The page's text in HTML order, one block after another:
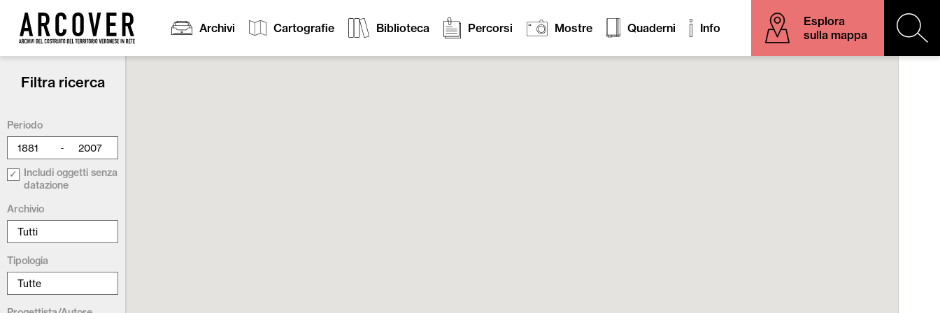
Archivi Cartografie Biblioteca Percorsi Mostre Quaderni Info
Esplora
sulla mappa
Filtra ricerca
Periodo
-
Includi oggetti senza
datazione
Archivio
Tipologia